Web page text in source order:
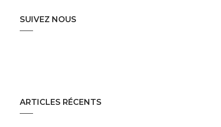
SUIVEZ NOUS
ARTICLES RÉCENTS